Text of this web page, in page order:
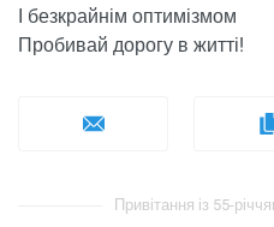
І безкрайнім оптимізмом
Пробивай дорогу в житті!
Привітання із 55-